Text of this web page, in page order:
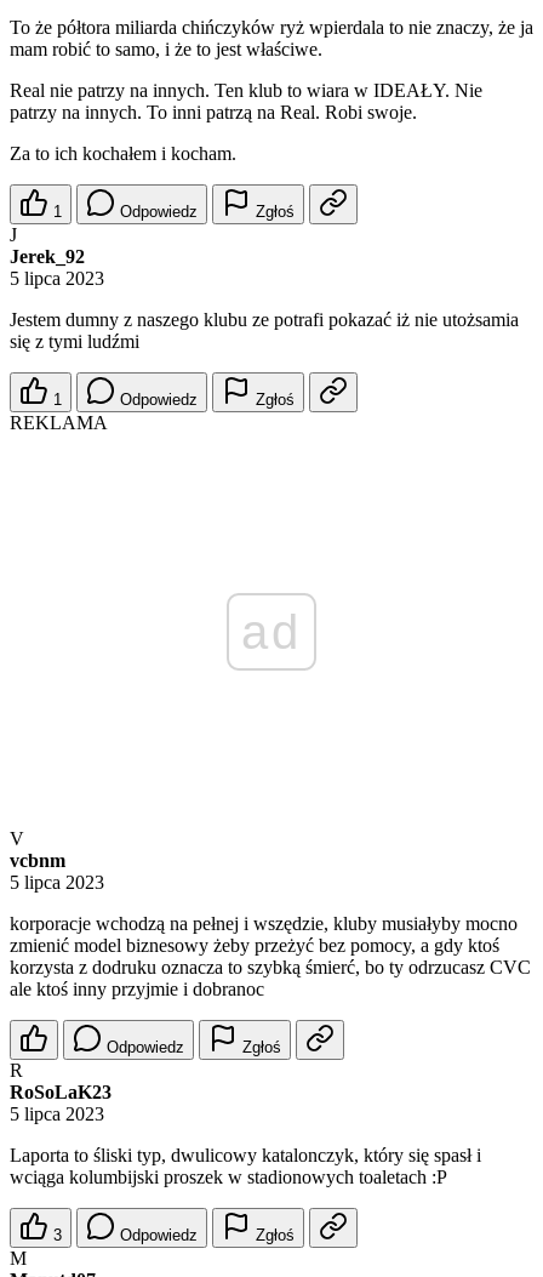
To że półtora miliarda chińczyków ryż wpierdala to nie znaczy, że ja
mam robić to samo, i że to jest właściwe.
Real nie patrzy na innych. Ten klub to wiara w IDEAŁY. Nie
patrzy na innych. To inni patrzą na Real. Robi swoje.
Za to ich kochałem i kocham.
1 Odpowiedz Zgłoś
J
Jerek_92
5 lipca 2023
Jestem dumny z naszego klubu ze potrafi pokazać iż nie utożsamia
się z tymi ludźmi
1 Odpowiedz Zgłoś
REKLAMA
ad
V
vcbnm
5 lipca 2023
korporacje wchodzą na pełnej i wszędzie, kluby musiałyby mocno
zmienić model biznesowy żeby przeżyć bez pomocy, a gdy ktoś
korzysta z dodruku oznacza to szybką śmierć, bo ty odrzucasz CVC
ale ktoś inny przyjmie i dobranoc
Odpowiedz Zgłoś
R
RoSoLaK23
5 lipca 2023
Laporta to śliski typ, dwulicowy katalonczyk, który się spasł i
wciąga kolumbijski proszek w stadionowych toaletach :P
3 Odpowiedz Zgłoś
M